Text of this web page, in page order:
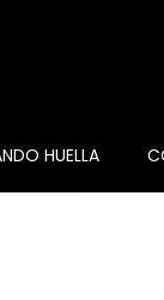
HUELLA